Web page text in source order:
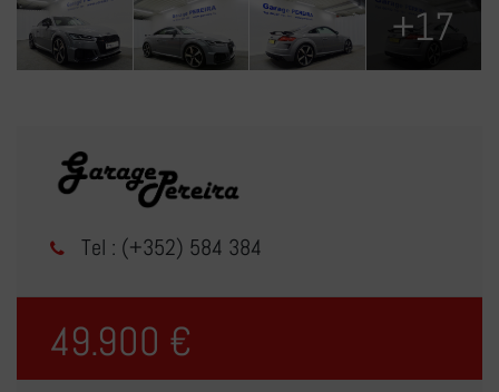
+17
Tel : (+352) 584 384
49.900 €